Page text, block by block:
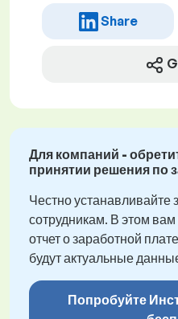
Share
Для компаний -
принятии решения по
Честно устанавливайте
сотрудникам. В этом
отчет о заработной
будут актуальные
Попробуйте